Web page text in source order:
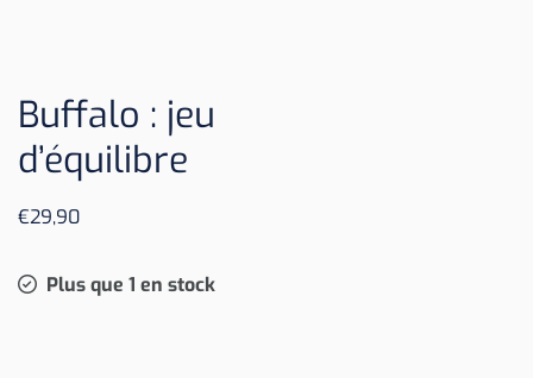
Buffalo : jeu
d’équilibre
€29,90
Plus que 1 en stock